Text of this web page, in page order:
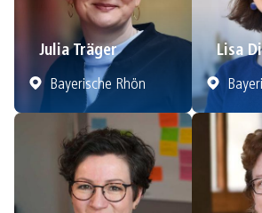
Julia Träger
Bayerische Rhön
Lisa